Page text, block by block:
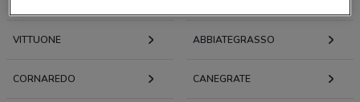
VITTUONE ABBIATEGRASSO
CORNAREDO CANEGRATE